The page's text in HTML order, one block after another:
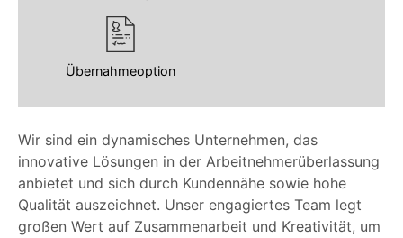
Wir sind ein dynamisches Unternehmen, das
innovative Lösungen in der Arbeitnehmerüberlassung
anbietet und sich durch Kundennähe sowie hohe
Qualität auszeichnet. Unser engagiertes Team legt
großen Wert auf Zusammenarbeit und Kreativität, um
Übernahmeoption